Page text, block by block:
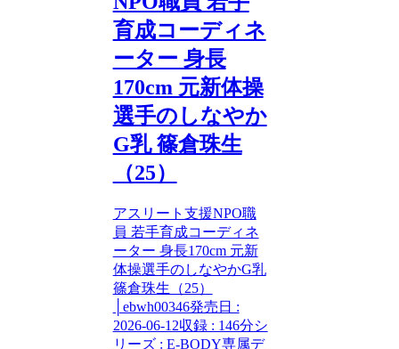
育成コーディネ
ーター 身長
170cm 元新体操
選手のしなやか
G乳 篠倉珠生
（25）
アスリート支援NPO職
員 若手育成コーディネ
ーター 身長170cm 元新
体操選手のしなやかG乳
篠倉珠生（25）
│ebwh00346発売日 :
2026-06-12収録 : 146分シ
リーズ : E-BODY専属デ